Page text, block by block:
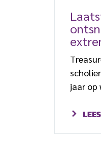
jaar op
laatste